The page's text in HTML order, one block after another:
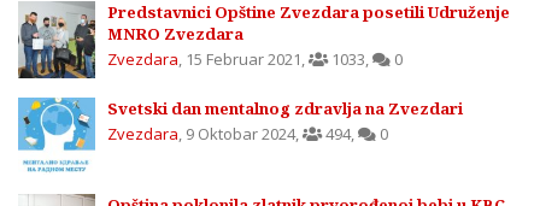
Predstavnici Opštine Zvezdara posetili Udruženje
MNRO Zvezdara
Zvezdara, 15 Februar 2021, 1033, 0
Svetski dan mentalnog zdravlja na Zvezdari
Zvezdara, 9 Oktobar 2024, 494, 0